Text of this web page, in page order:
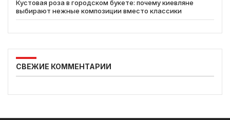
Кустовая роза в городском букете: почему киевляне
выбирают нежные композиции вместо классики
СВЕЖИЕ КОММЕНТАРИИ